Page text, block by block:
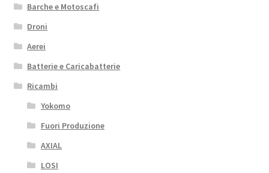
Barche e Motoscafi
Droni
Aerei
Batterie e Caricabatterie
Ricambi
Yokomo
Fuori Produzione
AXIAL
LOSI